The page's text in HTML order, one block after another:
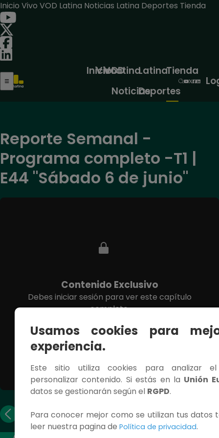
Inicio Vivo VOD Latina Noticias Latina Deportes Tienda
Inicio
Vivo
VOD
Latina
Noticias
Latina
Deportes
Tienda
Reporte Semanal -
Programa completo -T1 |
E44 "Sábado 6 de junio"
Contenido Exclusivo
Debes iniciar sesión para ver este capítulo
completo.
INICIAR SESIÓN
anterior
siguiente
Usamos cookies para
experiencia.
Este sitio utiliza cookies para analizar
personalizar contenido. Si estás en la Unión
datos se gestionarán según el RGPD.
Para conocer mejor como se utilizan tus datos
leer nuestra pagina de Política de privacidad.